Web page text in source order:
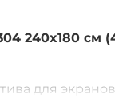
240x180 см
для экранов